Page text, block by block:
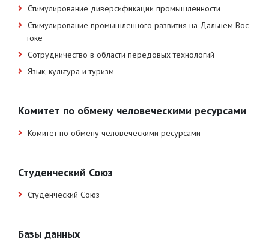
Стимулирование диверсификации промышленности
Стимулирование промышленного развития на Дальнем Вос
токе
Сотрудничество в области передовых технологий
Язык, культура и туризм
Комитет по обмену человеческими ресурсами
Комитет по обмену человеческими ресурсами
Студенческий Союз
Студенческий Союз
Базы данных